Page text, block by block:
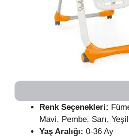
Renk Seçenekleri:
Mavi, Pembe, Sarı, Yeşil
Yaş Aralığı: 0-36 Ay